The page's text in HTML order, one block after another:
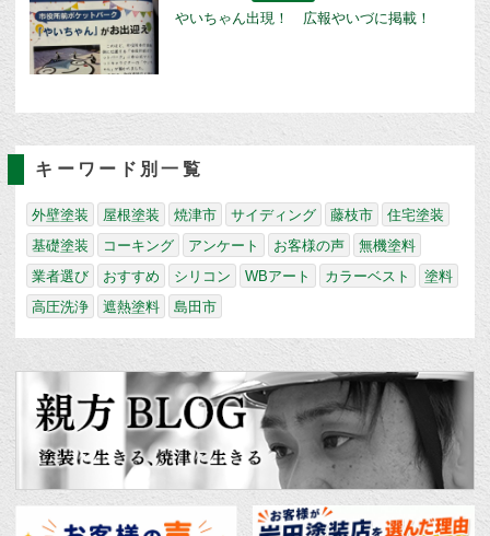
やいちゃん出現！ 広報やいづに掲載！
キーワード別一覧
外壁塗装 屋根塗装 焼津市 サイディング 藤枝市
住宅塗装
基礎塗装
コーキング アンケート お客様の声
無機塗料
業者選び
おすすめ シリコン WBアート カラーベスト
塗料
高圧洗浄
遮熱塗料 島田市